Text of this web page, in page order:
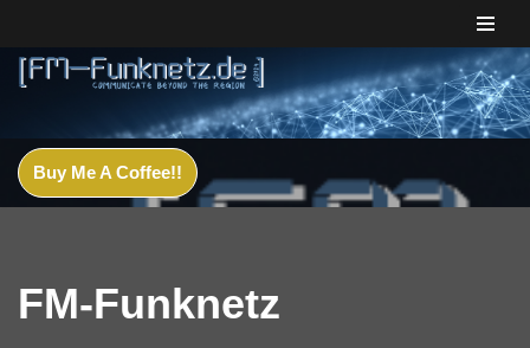
Zum
Inhalt
Buy Me A Coffee!!
FM-Funknetz